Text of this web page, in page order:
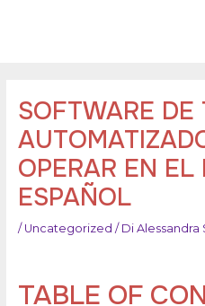
SOFTWARE DE
OPERAR EN EL
ESPAÑOL
/ Uncategorized / Di Alessandra
TABLE OF